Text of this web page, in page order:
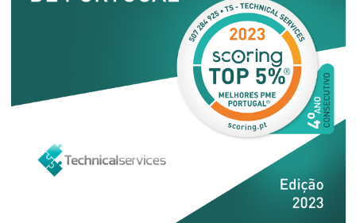
ACREDITAÇÃO DE EMPRESAS
FORNECEDORAS DE SERVIÇOS
NO CATÁLOGO DE SERVIÇOS DE
TRANSIÇÃO DIGITAL
Esta medida que integra o Plano de
Recuperação e Resiliência (PRR), visa a
acreditação de Fornecedores para prestarem